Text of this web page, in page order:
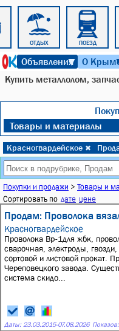
ОТДЫХ ПОЕЗД
Объявления
▼ О
Купить металлолом,
Товары и материалы
Красногвардейское ✖
Покупки и продажи > Товары и
Сортировать по дате цене
Продам: Проволока
Красногвардейское
Проволока Вр-1для жбк,
сварочная, электроды, гвозди,
сортовой и листовой прокат.
Череповецкого завода.
система скидо...
Даты: 23.03.2015-07.08.2026